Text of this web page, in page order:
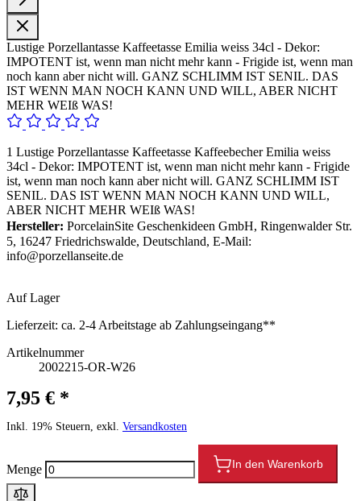
Lustige Porzellantasse Kaffeetasse Emilia weiss 34cl - Dekor:
IMPOTENT ist, wenn man nicht mehr kann - Frigide ist, wenn man
noch kann aber nicht will. GANZ SCHLIMM IST SENIL. DAS
IST WENN MAN NOCH KANN UND WILL, ABER NICHT
MEHR WEIß WAS!
1 Lustige Porzellantasse Kaffeetasse Kaffeebecher Emilia weiss
34cl - Dekor: IMPOTENT ist, wenn man nicht mehr kann - Frigide
ist, wenn man noch kann aber nicht will. GANZ SCHLIMM IST
SENIL. DAS IST WENN MAN NOCH KANN UND WILL,
ABER NICHT MEHR WEIß WAS!
Hersteller: PorcelainSite Geschenkideen GmbH, Ringenwalder Str.
5, 16247 Friedrichswalde, Deutschland, E-Mail:
info@porzellanseite.de
Auf Lager
Lieferzeit: ca. 2-4 Arbeitstage ab Zahlungseingang**
Artikelnummer
2002215-OR-W26
7,95 € *
Inkl. 19% Steuern, exkl. Versandkosten
Menge In den Warenkorb